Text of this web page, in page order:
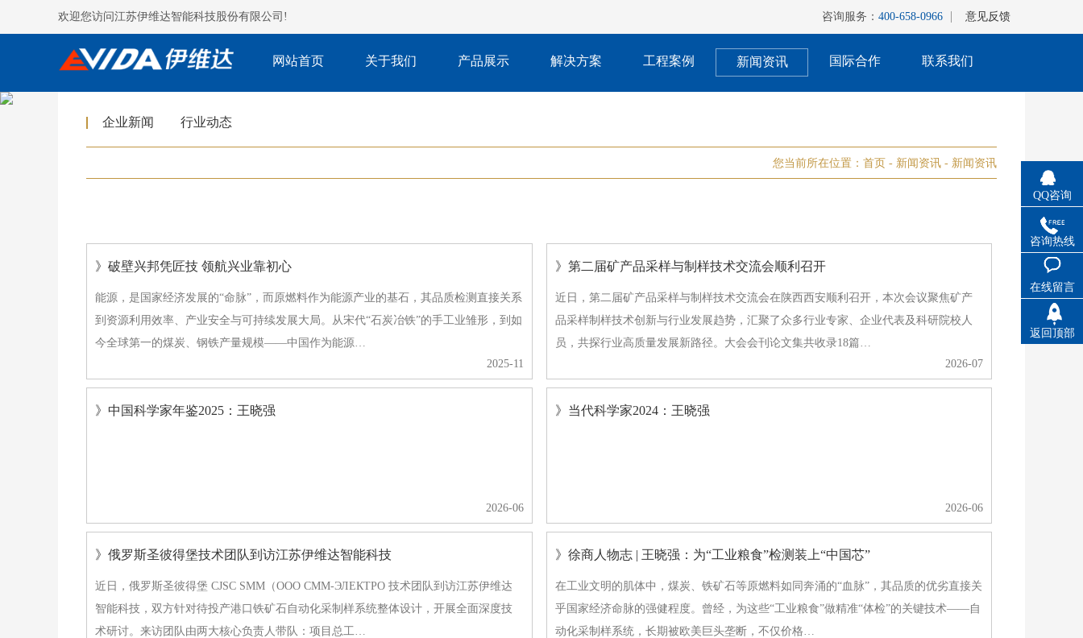
欢迎您访问江苏伊维达智能科技股份有限公司! 意见反馈
咨询服务： 400-658-0966
网站首页 关于我们 产品展示 解决方案 工程案例 新闻资讯 国际合作 联系我们
企业新闻 行业动态
您当前所在位置： 首页 - 新闻资讯 - 新闻资讯
》破壁兴邦凭匠技 领航兴业靠初心
能源，是国家经济发展的“命脉”，而原燃料作为能源产业的基石，其品质检测直接关系
到资源利用效率、产业安全与可持续发展大局。从宋代“石炭冶铁”的手工业雏形，到如
今全球第一的煤炭、钢铁产量规模——中国作为能源…
2025-11
》第二届矿产品采样与制样技术交流会顺利召开
近日，第二届矿产品采样与制样技术交流会在陕西西安顺利召开，本次会议聚焦矿产
品采样制样技术创新与行业发展趋势，汇聚了众多行业专家、企业代表及科研院校人
员，共探行业高质量发展新路径。大会会刊论文集共收录18篇…
2026-07
》中国科学家年鉴2025：王晓强
2026-06
》当代科学家2024：王晓强
2026-06
》俄罗斯圣彼得堡技术团队到访江苏伊维达智能科技
近日，俄罗斯圣彼得堡 CJSC SMM（ООО СММ-ЭЛЕКТРО 技术团队到访江苏伊维达
智能科技，双方针对待投产港口铁矿石自动化采制样系统整体设计，开展全面深度技
术研讨。来访团队由两大核心负责人带队：项目总工…
》徐商人物志 | 王晓强：为“工业粮食”检测装上“中国芯”
在工业文明的肌体中，煤炭、铁矿石等原燃料如同奔涌的“血脉”，其品质的优劣直接关
乎国家经济命脉的强健程度。曾经，为这些“工业粮食”做精准“体检”的关键技术——自
动化采制样系统，长期被欧美巨头垄断，不仅价格…
QQ咨询
咨询热线
在线留言
返回顶部